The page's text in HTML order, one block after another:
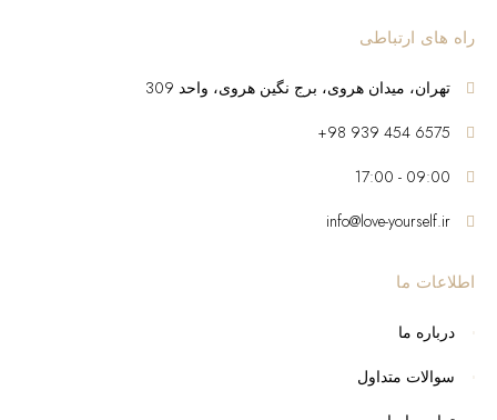
راه های ارتباطی
تهران، میدان هروی، برج نگین هروی، واحد 309
6575 454 939 98+
09:00 - 17:00
info@love-yourself.ir
اطلاعات ما
درباره ما
سوالات متداول